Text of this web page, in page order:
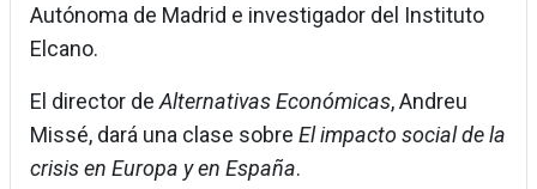
Autónoma de Madrid e investigador del Instituto
Elcano.
El director de Alternativas Económicas, Andreu
Missé, dará una clase sobre El impacto social de la
crisis en Europa y en España.